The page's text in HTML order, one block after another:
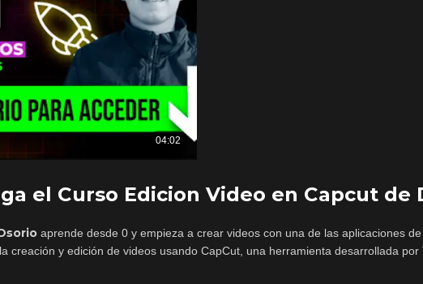
el Curso Edicion Video en Capcut de
aprende desde 0 y empieza a crear videos con una de las aplicaciones
creación y edición de videos usando CapCut, una herramienta desarrollada